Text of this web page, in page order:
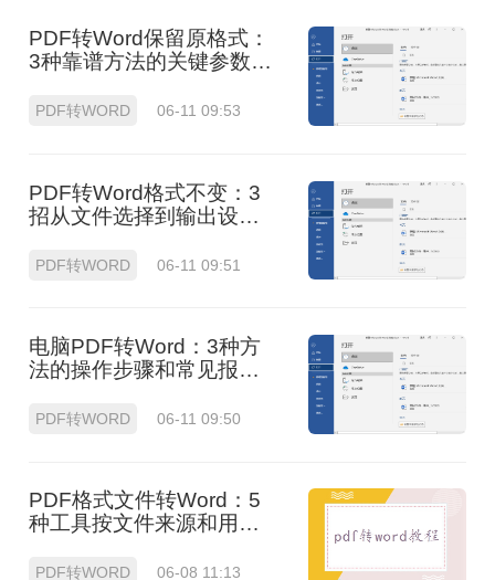
PDF转Word保留原格式：
3种靠谱方法的关键参数配
PDF转WORD 06-11 09:53
PDF转Word格式不变：3
招从文件选择到输出设置
PDF转WORD 06-11 09:51
电脑PDF转Word：3种方
法的操作步骤和常见报错
PDF转WORD 06-11 09:50
PDF格式文件转Word：5
种工具按文件来源和用途
PDF转WORD 06-08 11:13